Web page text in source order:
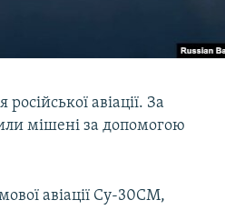
авіації. За
мішені за допомогою
авіації Су-30СМ,